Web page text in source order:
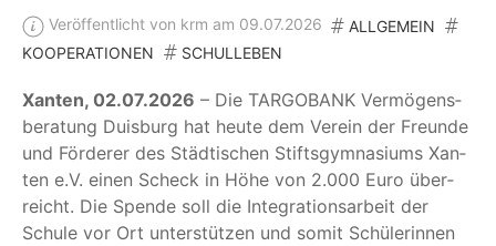
Veröffentlicht von krm am 09.07.2026
ALLGEMEIN
KOOPERATIONEN
SCHULLEBEN
Xan­ten, 02.07.2026 – Die TARG­OBANK Ver­mö­gens­
be­ra­tung Duis­burg hat heu­te dem Ver­ein der Freun­de
und För­de­rer des Städ­ti­schen Stifts­gym­na­si­ums Xan­
ten e.V. einen Scheck in Höhe von 2.000 Euro über­
reicht. Die Spen­de soll die Inte­gra­ti­ons­ar­beit der
Schu­le vor Ort unter­stüt­zen und somit Schü­le­rin­nen